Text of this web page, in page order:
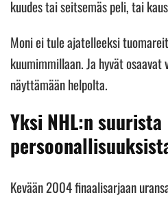
kuudes tai seitsemäs peli, tai
Moni ei tule ajatelleeksi
kuumimmillaan. Ja hyvät osaavat
näyttämään helpolta.
Yksi NHL:n suurista
Kevään 2004 finaalisarjaan